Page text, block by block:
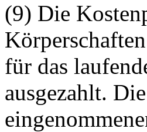
(9) Die
für das
ausgezahlt.